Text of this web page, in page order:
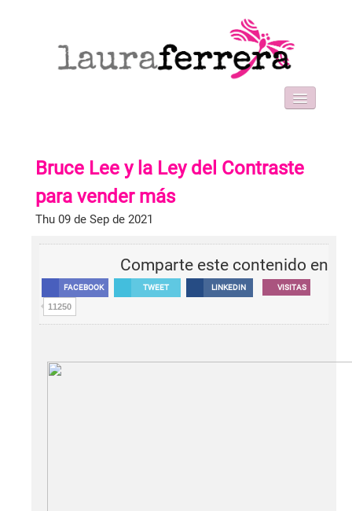
WORK WITH ME
FORMACIONES
BLOG
Bruce Lee y la Ley del Contraste
para vender más
Thu 09 de Sep de 2021
Comparte este contenido en
FACEBOOK TWEET LINKEDIN VISITAS
11250